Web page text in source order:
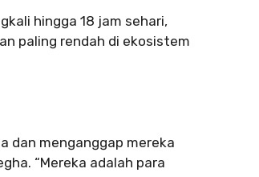
hingga 18 jam sehari,
paling rendah di ekosistem
dan menganggap mereka
“Mereka adalah para